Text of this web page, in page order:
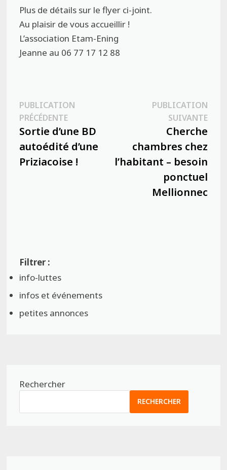
Plus de détails sur le flyer ci-joint.
Au plaisir de vous accueillir !
L’association Etam-Ening
Jeanne au 06 77 17 12 88
Navigation
de
l’article
PUBLICATION
PRÉCÉDENTEPublication
précédente :
Sortie d’une BD
autoédité d’une
Priziacoise !
PUBLICATION
SUIVANTE
Cherche
chambres chez
l’habitant – besoin
ponctuel
Mellionnec
info-luttes
infos et événements
petites annonces
Rechercher
RECHERCHER